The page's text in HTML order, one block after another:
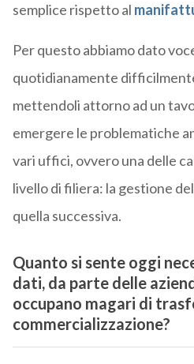
semplice rispetto al
Per questo abbiamo dato
quotidianamente
mettendoli attorno ad un
emergere le problematiche
vari uffici, ovvero una delle
livello di filiera: la gestione
quella successiva.
Quanto si sente oggi
dati, da parte delle
occupano magari di
commercializzazione?